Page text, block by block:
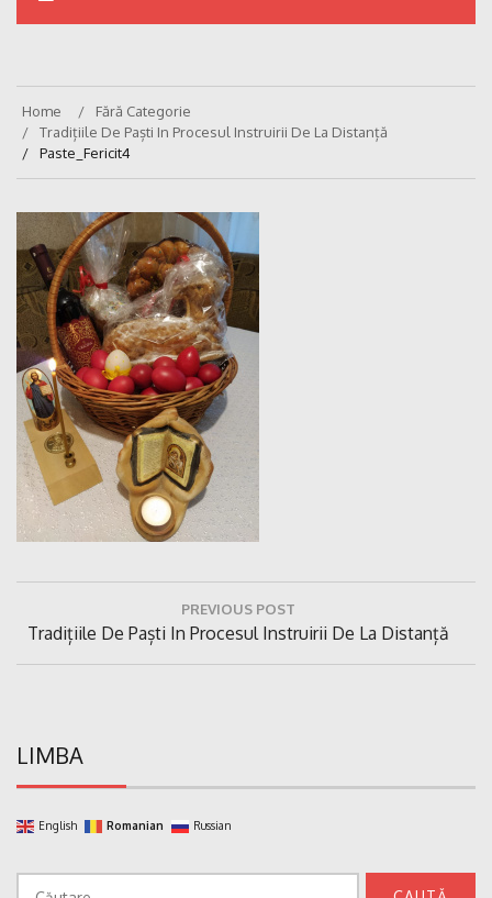
Home
Fără Categorie
Tradițiile De Paști In Procesul Instruirii De La Distanță
Paste_Fericit4
articole
PREVIOUS POST
Previous
Post:
Tradițiile De Paști In Procesul Instruirii De La Distanță
LIMBA
English Romanian Russian